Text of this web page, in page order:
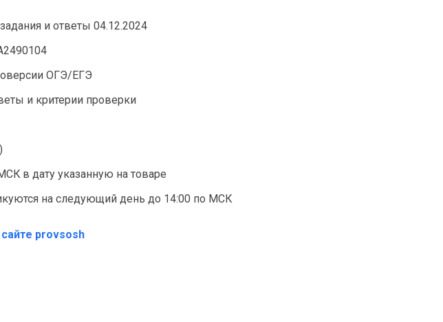
и ответы 04.12.2024
ОГЭ/ЕГЭ
и критерии проверки
в дату указанную на товаре
на следующий день до 14:00 по МСК
сайте provsosh